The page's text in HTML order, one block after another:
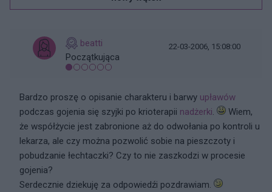
beatti
Początkująca
22-03-2006, 15:08:00
Bardzo proszę o opisanie charakteru i barwy upławów
podczas gojenia się szyjki po krioterapii nadżerki.
Wiem,
że współżycie jest zabronione aż do odwołania po kontroli u
lekarza, ale czy można pozwolić sobie na pieszczoty i
pobudzanie łechtaczki? Czy to nie zaszkodzi w procesie
gojenia?
Serdecznie dziekuję za odpowiedźi pozdrawiam.